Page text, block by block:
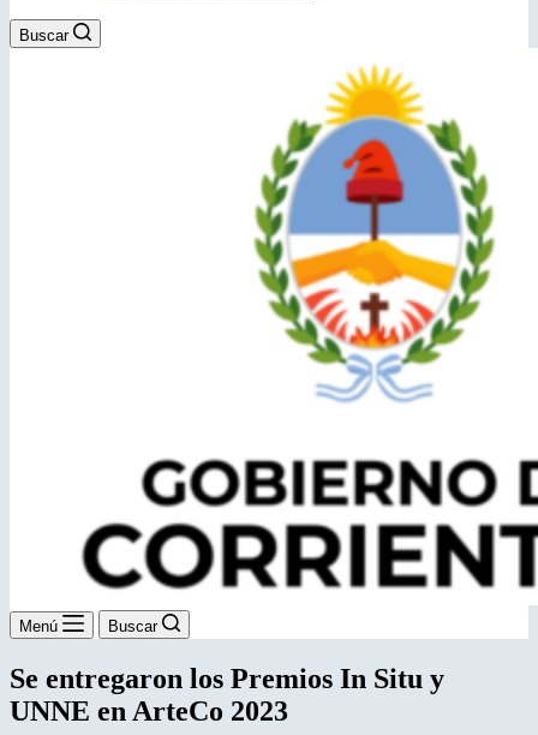
Buscar
Menú Buscar
Se entregaron los Premios In Situ y
UNNE en ArteCo 2023